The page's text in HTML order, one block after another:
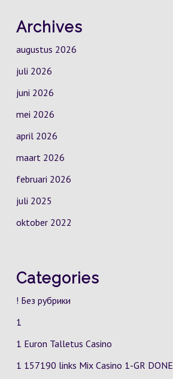
Archives
augustus 2026
juli 2026
juni 2026
mei 2026
april 2026
maart 2026
februari 2026
juli 2025
oktober 2022
Categories
! Без рубрики
1
1 Euron Talletus Casino
1 157190 links Mix Casino 1-GR DONE